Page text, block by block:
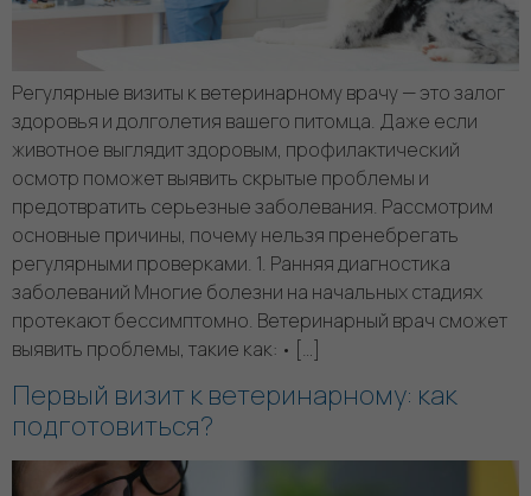
Регулярные визиты к ветеринарному врачу — это залог
здоровья и долголетия вашего питомца. Даже если
животное выглядит здоровым, профилактический
осмотр поможет выявить скрытые проблемы и
предотвратить серьезные заболевания. Рассмотрим
основные причины, почему нельзя пренебрегать
регулярными проверками. 1. Ранняя диагностика
заболеваний Многие болезни на начальных стадиях
протекают бессимптомно. Ветеринарный врач сможет
выявить проблемы, такие как: • […]
Первый визит к ветеринарному: как
подготовиться?